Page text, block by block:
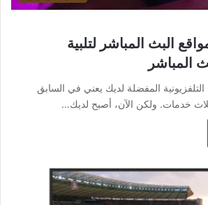
البث المباشر لتلبية
المباشر
التلفزيونية المفضلة لديك يعني في السابق
ثلاث خدمات. ولكن الآن، أصبح لديك…